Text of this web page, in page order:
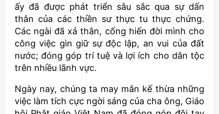
ấy đã được phát triển sâu sắc qua sự dấn
thân của các thiền sư thực tu thực chứng.
Các ngài đã xả thân, cống hiến đời mình cho
công việc gìn giữ sự độc lập, an vui của đất
nước; đóng góp trí tuệ và lợi ích cho dân tộc
trên nhiều lãnh vực.
Ngày nay, chúng ta may mắn kế thừa những
việc làm tích cực ngời sáng của cha ông, Giáo